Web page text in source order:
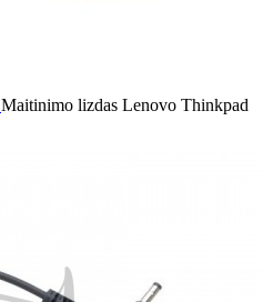
Maitinimo lizdas Lenovo Thinkpad